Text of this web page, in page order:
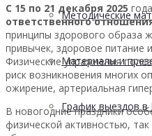
Методические
Материалы и
График выездов
С 15 по 21 декабря 2025
ответственного
принципы здорового образа
привычек, здоровое питание
Физические упражнения
риск возникновения многих
ожирение, артериальная
В новогодние праздники
физической активностью,